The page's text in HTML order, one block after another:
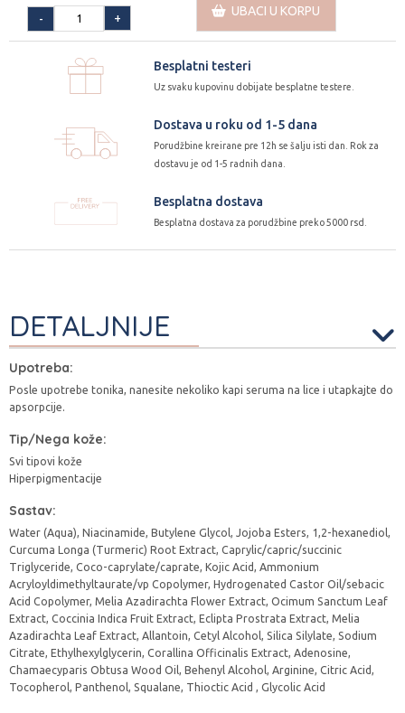
+
-
UBACI U KORPU
Besplatni testeri
Uz svaku kupovinu dobijate besplatne testere.
Dostava u roku od 1-5 dana
Porudžbine kreirane pre 12h se šalju isti dan. Rok za
dostavu je od 1-5 radnih dana.
Besplatna dostava
Besplatna dostava za porudžbine preko 5000 rsd.
DETALJNIJE
Upotreba:
Posle upotrebe tonika, nanesite nekoliko kapi seruma na lice i utapkajte do
apsorpcije.
Tip/Nega kože:
Svi tipovi kože
Hiperpigmentacije
Sastav:
Water (Aqua), Niacinamide, Butylene Glycol, Jojoba Esters, 1,2-hexanediol,
Curcuma Longa (Turmeric) Root Extract, Caprylic/capric/succinic
Triglyceride, Coco-caprylate/caprate, Kojic Acid, Ammonium
Acryloyldimethyltaurate/vp Copolymer, Hydrogenated Castor Oil/sebacic
Acid Copolymer, Melia Azadirachta Flower Extract, Ocimum Sanctum Leaf
Extract, Coccinia Indica Fruit Extract, Eclipta Prostrata Extract, Melia
Azadirachta Leaf Extract, Allantoin, Cetyl Alcohol, Silica Silylate, Sodium
Citrate, Ethylhexylglycerin, Corallina Officinalis Extract, Adenosine,
Chamaecyparis Obtusa Wood Oil, Behenyl Alcohol, Arginine, Citric Acid,
Tocopherol, Panthenol, Squalane, Thioctic Acid , Glycolic Acid